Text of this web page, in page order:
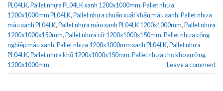
PL04LK,Pallet nhựa PL04LK xanh 1200x1000mm,Pallet nhựa
1200x1000mm PL04LK,Pallet nhựa chuẩn xuất khẩu màu xanh,Pallet nhựa
màu xanh PL04LK,Pallet nhựa màu xanh PL04LK 1200x1000mm,Pallet nhựa
1200x1000x150mm,Pallet nhựa cỡ 1200x1000x150mm,Pallet nhựa công
nghiệp màu xanh,Pallet nhựa 1200x1000mm xanh PL04LK,Pallet nhựa
PL04LK,Pallet nhựa khổ 1200x1000x150mm,Pallet nhựa cho kho xưởng
1200x1000mm
Leave a comment